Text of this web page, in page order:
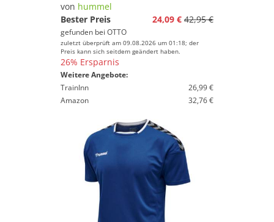
von hummel
Bester Preis
24,09 € 42,95 €
gefunden bei OTTO
zuletzt überprüft am 09.08.2026 um 01:18; der
Preis kann sich seitdem geändert haben.
26% Ersparnis
Weitere Angebote:
TrainInn
26,99 €
Amazon
32,76 €